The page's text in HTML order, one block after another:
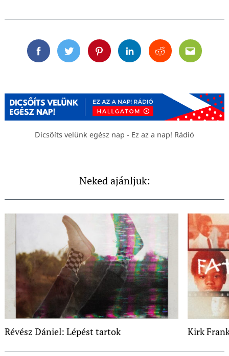
FacebookTwitterPinterestLinkedinRedditEmail
Dicsőíts velünk egész nap - Ez az a nap! Rádió
Neked ajánljuk:
Révész Dániel: Lépést tartok Kirk